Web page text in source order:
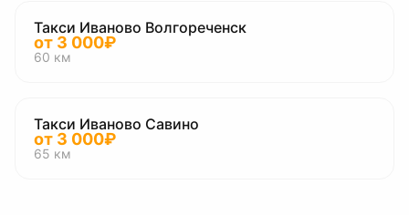
Такси Иваново Волгореченск
от 3 000₽
60 км
Такси Иваново Савино
от 3 000₽
65 км